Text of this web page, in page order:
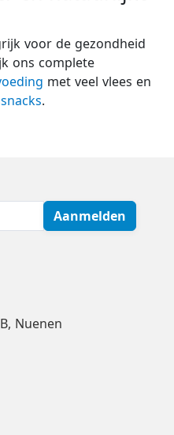
voor de gezondheid
ons ​​complete
met veel vlees en
.
Aanmelden
Nuenen